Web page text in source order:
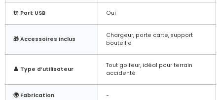
🔌 Port USB Oui
🎁 Accessoires inclus
Chargeur, porte carte, support
bouteille
👤 Type d’utilisateur
Tout golfeur, idéal pour terrain
accidenté
🌍 Fabrication -